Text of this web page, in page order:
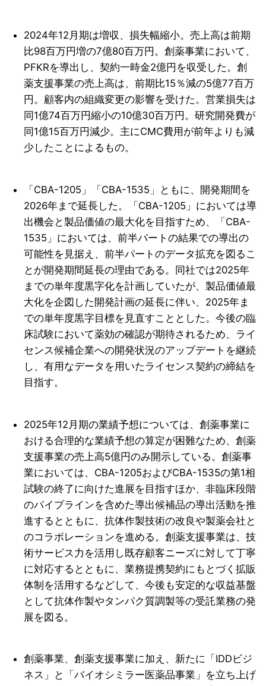
2024年12月期は増収、損失幅縮小。売上高は前期
比98百万円増の7億80百万円。創薬事業において、
PFKRを導出し、契約一時金2億円を収受した。創
薬支援事業の売上高は、前期比15％減の5億77百万
円。顧客内の組織変更の影響を受けた。営業損失は
同1億74百万円縮小の10億30百万円。研究開発費が
同1億15百万円減少。主にCMC費用が前年よりも減
少したことによるもの。
「CBA-1205」「CBA-1535」ともに、開発期間を
2026年まで延長した。「CBA-1205」においては導
出機会と製品価値の最大化を目指すため、「CBA-
1535」においては、前半パートの結果での導出の
可能性を見据え、前半パートのデータ拡充を図るこ
とが開発期間延長の理由である。同社では2025年
までの単年度黒字化を計画していたが、製品価値最
大化を企図した開発計画の延長に伴い、2025年ま
での単年度黒字目標を見直すこととした。今後の臨
床試験において薬効の確認が期待されるため、ライ
センス候補企業への開発状況のアップデートを継続
し、有用なデータを用いたライセンス契約の締結を
目指す。
2025年12月期の業績予想については、創薬事業に
おける合理的な業績予想の算定が困難なため、創薬
支援事業の売上高5億円のみ開示している。創薬事
業においては、CBA-1205およびCBA-1535の第1相
試験の終了に向けた進展を目指すほか、非臨床段階
のパイプラインを含めた導出候補品の導出活動を推
進するとともに、抗体作製技術の改良や製薬会社と
のコラボレーションを進める。創薬支援事業は、技
術サービス力を活用し既存顧客ニーズに対して丁寧
に対応するとともに、業務提携契約にもとづく拡販
体制を活用するなどして、今後も安定的な収益基盤
として抗体作製やタンパク質調製等の受託業務の発
展を図る。
創薬事業、創薬支援事業に加え、新たに「IDDビジ
ネス」と「バイオシミラー医薬品事業」を立ち上げ